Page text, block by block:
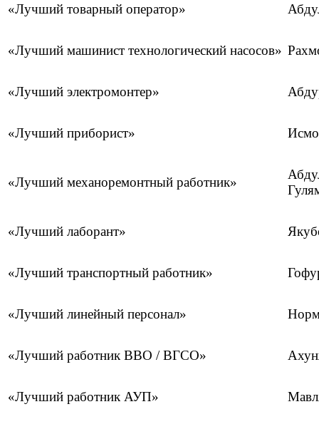
«Лучший товарный оператор»
«Лучший машинист технологический насосов»
«Лучший электромонтер»
«Лучший приборист»
«Лучший механоремонтный работник»
«Лучший лаборант»
«Лучший транспортный работник»
«Лучший линейный персонал»
«Лучший работник ВВО / ВГСО»
«Лучший работник АУП»